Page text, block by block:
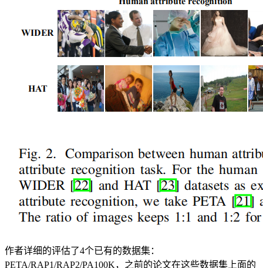
作者详细的评估了4个已有的数据集：
PETA/RAP1/RAP2/PA100K，之前的论文在这些数据集上面的